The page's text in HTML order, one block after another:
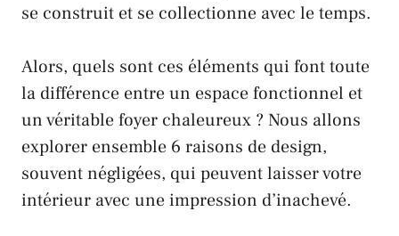
se construit et se collectionne avec le temps.
Alors, quels sont ces éléments qui font toute
la différence entre un espace fonctionnel et
un véritable foyer chaleureux ? Nous allons
explorer ensemble 6 raisons de design,
souvent négligées, qui peuvent laisser votre
intérieur avec une impression d’inachevé.